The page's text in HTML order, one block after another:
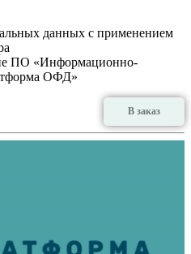
данных с применением
ПО «Информационно-
ОФД»
В заказ